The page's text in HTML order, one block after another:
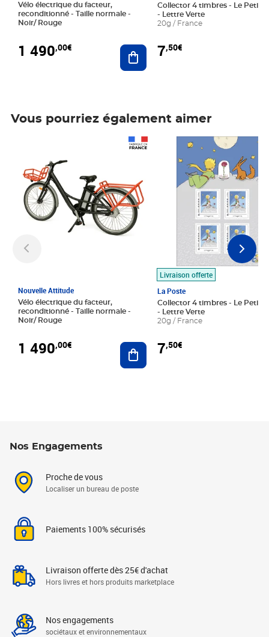
Vélo électrique du facteur,
reconditionné - Taille normale -
Noir/ Rouge
1 490,00€ Ajouter au panier
Collector 4 timbres - Le Petit
- Lettre Verte
20g / France
7,50€
Vous pourriez également aimer
Nouvelle Attitude
Vélo électrique du facteur,
reconditionné - Taille normale -
Noir/ Rouge
1 490,00€ Ajouter au panier
Livraison offerte
La Poste
Collector 4 timbres - Le Petit
- Lettre Verte
20g / France
7,50€
Prix 7,50€
Nos Engagements
Proche de vous
Localiser un bureau de poste
Paiements 100% sécurisés
Livraison offerte dès 25€ d'achat
Hors livres et hors produits marketplace
Nos engagements
sociétaux et environnementaux